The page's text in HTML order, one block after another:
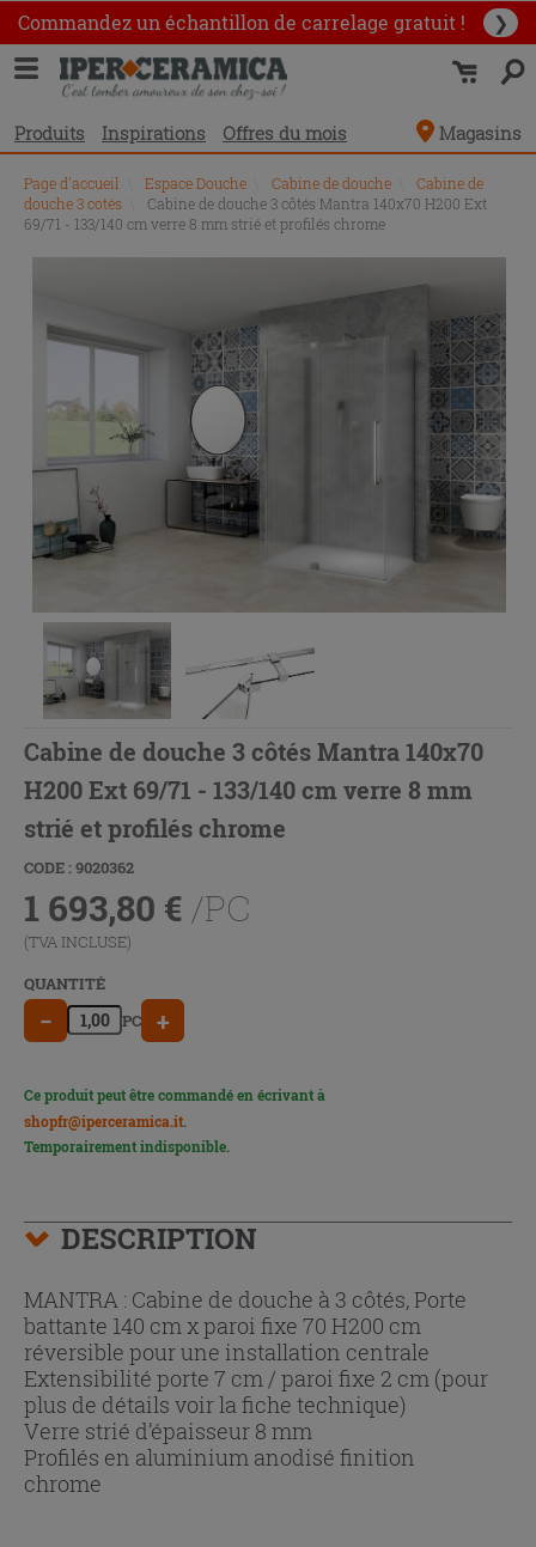
Commandez un échantillon de carrelage gratuit ! ❯
Produits Inspirations Offres du mois Magasins
Page d'accueil Espace Douche Cabine de douche
Cabine de
douche 3 cotés
Cabine de douche 3 côtés Mantra 140x70 H200 Ext
69/71 - 133/140 cm verre 8 mm strié et profilés chrome
Cabine de douche 3 côtés Mantra 140x70
H200 Ext 69/71 - 133/140 cm verre 8 mm
strié et profilés chrome
CODE : 9020362
1 693,80 € /PC
(TVA INCLUSE)
QUANTITÉ
− PC +
Ce produit peut être commandé en écrivant à
shopfr@iperceramica.it.
Temporairement indisponible.
DESCRIPTION
MANTRA : Cabine de douche à 3 côtés, Porte
battante 140 cm x paroi fixe 70 H200 cm
réversible pour une installation centrale
Extensibilité porte 7 cm / paroi fixe 2 cm (pour
plus de détails voir la fiche technique)
Verre strié d’épaisseur 8 mm
Profilés en aluminium anodisé finition
chrome